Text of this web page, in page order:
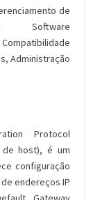
de
Software
Administração
Protocol
de host), é um
configuração
endereços IP